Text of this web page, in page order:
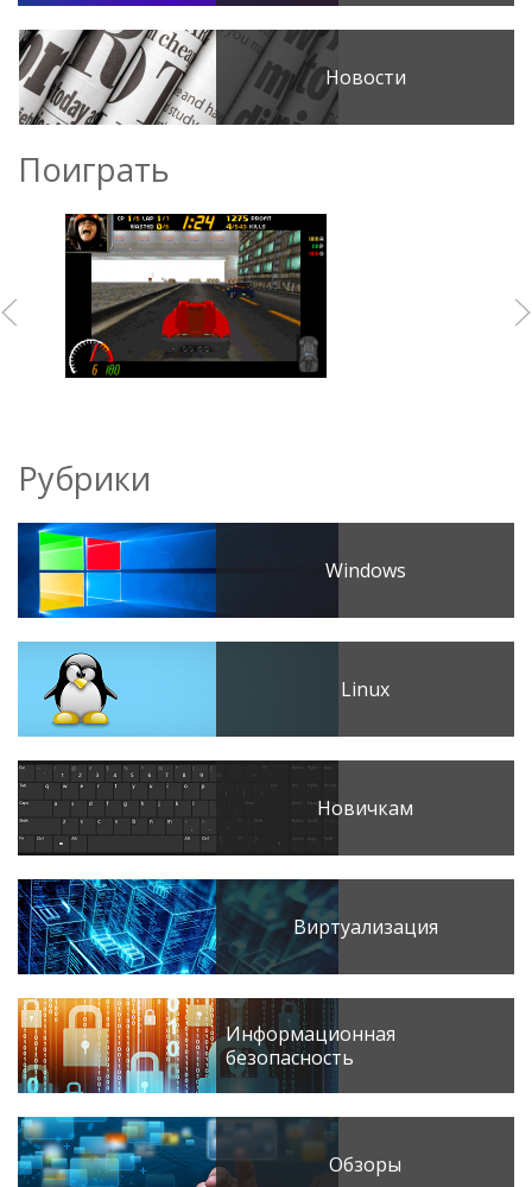
Новости
Поиграть
Рубрики
Windows
Linux
Новичкам
Виртуализация
Информационная
безопасность
Обзоры